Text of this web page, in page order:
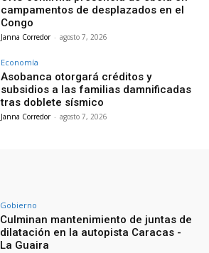
campamentos de desplazados en el
Congo
Janna Corredor - agosto 7, 2026
Economía
Asobanca otorgará créditos y
subsidios a las familias damnificadas
tras doblete sísmico
Janna Corredor - agosto 7, 2026
Gobierno
Culminan mantenimiento de juntas de
dilatación en la autopista Caracas -
La Guaira